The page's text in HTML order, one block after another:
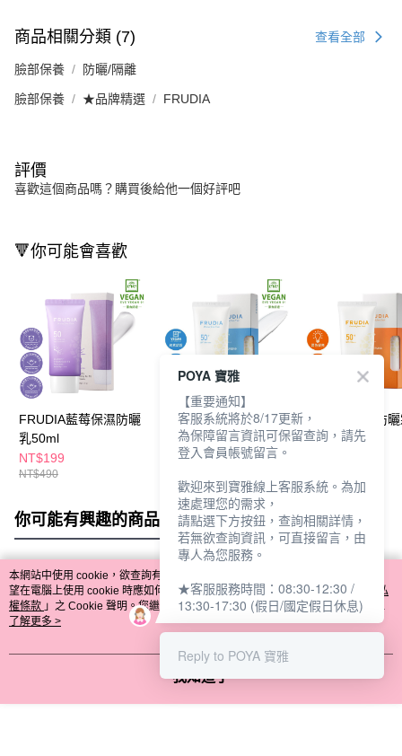
商品相關分類 (7) 查看全部
臉部保養 防曬/隔離
臉部保養 ★品牌精選 FRUDIA
評價
喜歡這個商品嗎？購買後給他一個好評吧
🔻你可能會喜歡
FRUDIA藍莓保濕防曬
乳50ml
NT$199
NT$490
FRUDIA鮮果防曬霜
50g-水潤輕盈
NT$149
FRUDIA鮮果防
50g-美妍透亮
你可能有興趣的商品 全站排行
熱門標籤
本網站中使用 cookie，欲查詢有關本網站使用 cookie 方式之詳情，及若您不希
望在電腦上使用 cookie 時應如何變更電腦的 cookie 設定，請參閱本網站「
隱私
權條款 」之 Cookie 聲明。您繼續使用本網站即表示您同意本公司得按本網站使
用條款之 Cookie 聲明使用 cookie。
了解更多 >
我知道了
POYA 寶雅
【重要通知】
客服系統將於8/17更新，
為保障留言資訊可保留查詢，請先
登入會員帳號留言。
歡迎來到寶雅線上客服系統。為加
速處理您的需求，
請點選下方按鈕，查詢相關詳情，
若無欲查詢資訊，可直接留言，由
專人為您服務。
★客服服務時間：08:30-12:30 /
13:30-17:30 (假日/國定假日休息)
Reply to POYA 寶雅